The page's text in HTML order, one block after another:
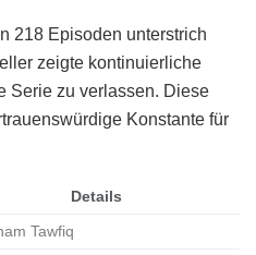
218 Episoden unterstrich
zeigte kontinuierliche
Serie zu verlassen. Diese
Konstante für
Details
Tawfiq